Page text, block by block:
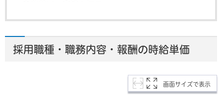
採用職種・職務内容・報酬の時給単価
画面サイズで表示